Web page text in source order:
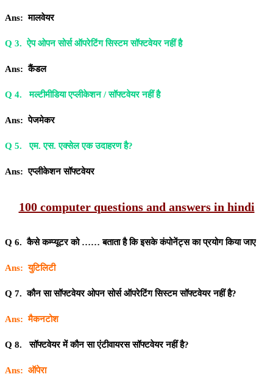
Ans: मालवेयर
Q 3. ऐप ओपन सोर्स ऑपरेटिंग सिस्टम सॉफ्टवेयर नहीं है
Ans: कैंडल
Q 4. मल्टीमीडिया एप्लीकेशन / सॉफ्टवेयर नहीं है
Ans: पेजमेकर
Q 5. एम. एस. एक्सेल एक उदाहरण है?
Ans: एप्लीकेशन सॉफ्टवेयर
100 computer questions and answers in hindi
Q 6. कैसे कम्प्यूटर को …… बताता है कि इसके कंपोनेंट्स का प्रयोग किया जाए
Ans: युटिलिटी
Q 7. कौन सा सॉफ्टवेयर ओपन सोर्स ऑपरेटिंग सिस्टम सॉफ्टवेयर नहीं है?
Ans: मैकनटोश
Q 8. सॉफ्टवेयर में कौन सा एंटीवायरस सॉफ्टवेयर नहीं है?
Ans: ऑपेरा